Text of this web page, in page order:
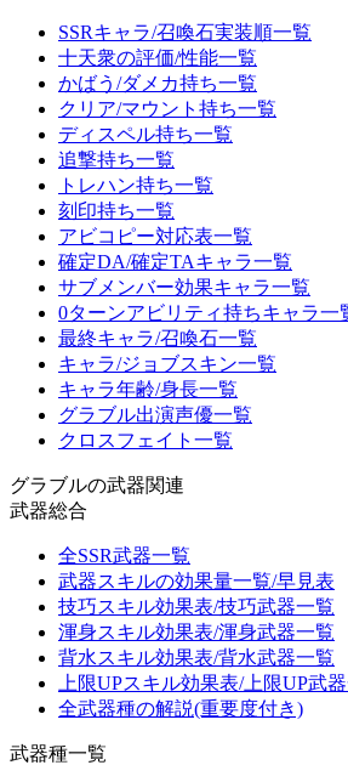
SSRキャラ/召喚石実装順一覧
十天衆の評価/性能一覧
かばう/ダメカ持ち一覧
クリア/マウント持ち一覧
ディスペル持ち一覧
追撃持ち一覧
トレハン持ち一覧
刻印持ち一覧
アビコピー対応表一覧
確定DA/確定TAキャラ一覧
サブメンバー効果キャラ一覧
0ターンアビリティ持ちキャラ一
最終キャラ/召喚石一覧
キャラ/ジョブスキン一覧
キャラ年齢/身長一覧
グラブル出演声優一覧
クロスフェイト一覧
グラブルの武器関連
武器総合
全SSR武器一覧
武器スキルの効果量一覧/早見表
技巧スキル効果表/技巧武器一覧
渾身スキル効果表/渾身武器一覧
背水スキル効果表/背水武器一覧
上限UPスキル効果表/上限UP武
全武器種の解説(重要度付き)
武器種一覧